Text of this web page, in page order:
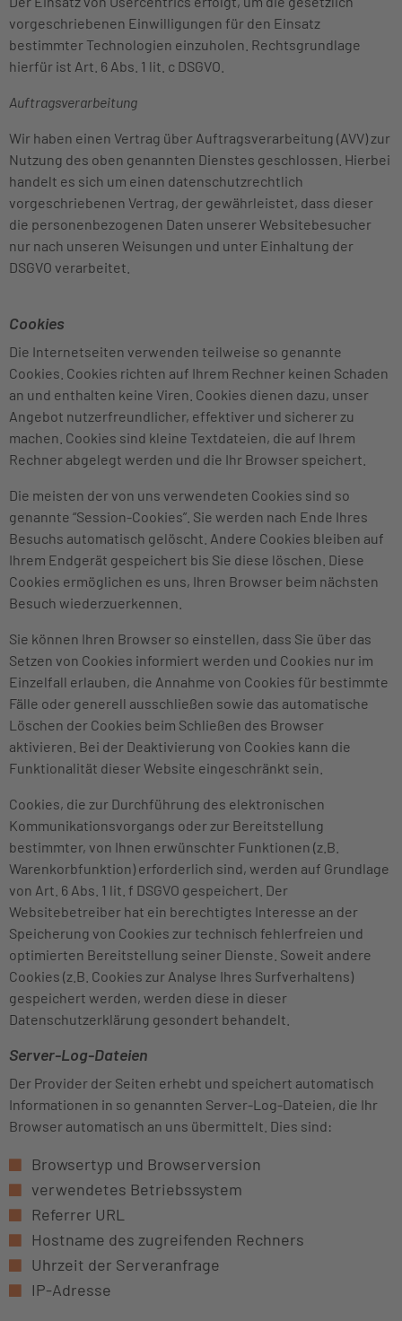
vorgeschriebenen Einwilligungen für den Einsatz
bestimmter Technologien einzuholen. Rechtsgrundlage
hierfür ist Art. 6 Abs. 1 lit. c DSGVO.
Auftragsverarbeitung
Wir haben einen Vertrag über Auftragsverarbeitung (AVV) zur
Nutzung des oben genannten Dienstes geschlossen. Hierbei
handelt es sich um einen datenschutzrechtlich
vorgeschriebenen Vertrag, der gewährleistet, dass dieser
die personenbezogenen Daten unserer Websitebesucher
nur nach unseren Weisungen und unter Einhaltung der
DSGVO verarbeitet.
Cookies
Die Internetseiten verwenden teilweise so genannte
Cookies. Cookies richten auf Ihrem Rechner keinen Schaden
an und enthalten keine Viren. Cookies dienen dazu, unser
Angebot nutzerfreundlicher, effektiver und sicherer zu
machen. Cookies sind kleine Textdateien, die auf Ihrem
Rechner abgelegt werden und die Ihr Browser speichert.
Die meisten der von uns verwendeten Cookies sind so
genannte “Session-Cookies”. Sie werden nach Ende Ihres
Besuchs automatisch gelöscht. Andere Cookies bleiben auf
Ihrem Endgerät gespeichert bis Sie diese löschen. Diese
Cookies ermöglichen es uns, Ihren Browser beim nächsten
Besuch wiederzuerkennen.
Sie können Ihren Browser so einstellen, dass Sie über das
Setzen von Cookies informiert werden und Cookies nur im
Einzelfall erlauben, die Annahme von Cookies für bestimmte
Fälle oder generell ausschließen sowie das automatische
Löschen der Cookies beim Schließen des Browser
aktivieren. Bei der Deaktivierung von Cookies kann die
Funktionalität dieser Website eingeschränkt sein.
Cookies, die zur Durchführung des elektronischen
Kommunikationsvorgangs oder zur Bereitstellung
bestimmter, von Ihnen erwünschter Funktionen (z.B.
Warenkorbfunktion) erforderlich sind, werden auf Grundlage
von Art. 6 Abs. 1 lit. f DSGVO gespeichert. Der
Websitebetreiber hat ein berechtigtes Interesse an der
Speicherung von Cookies zur technisch fehlerfreien und
optimierten Bereitstellung seiner Dienste. Soweit andere
Cookies (z.B. Cookies zur Analyse Ihres Surfverhaltens)
gespeichert werden, werden diese in dieser
Datenschutzerklärung gesondert behandelt.
Server-Log-Dateien
Der Provider der Seiten erhebt und speichert automatisch
Informationen in so genannten Server-Log-Dateien, die Ihr
Browser automatisch an uns übermittelt. Dies sind:
Browsertyp und Browserversion
verwendetes Betriebssystem
Referrer URL
Hostname des zugreifenden Rechners
Uhrzeit der Serveranfrage
IP-Adresse